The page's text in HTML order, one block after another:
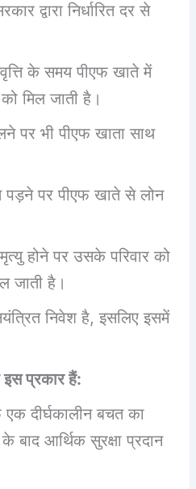
द्वारा निर्धारित दर से
के समय पीएफ खाते में
को मिल जाती है।
पर भी पीएफ खाता साथ
पर पीएफ खाते से लोन
मृत्यु होने पर उसके परिवार को
जाती है।
निवेश है, इसलिए इसमें
प्रकार हैं:
एक दीर्घकालीन बचत का
बाद आर्थिक सुरक्षा प्रदान